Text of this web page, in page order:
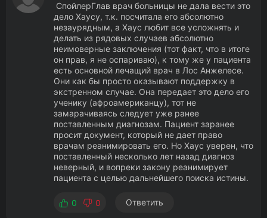
СпойлерГлав врач больницы не дала вести это
дело Хаусу, т.к. посчитала его абсолютно
незаурядным, а Хаус любит все усложнять и
делать из рядовых случаев абсолютно
неимоверные заключения (тот факт, что в итоге
он прав, я не оспариваю), к тому же у пациента
есть основной лечащий врач в Лос Анжелесе.
Они как бы просто оказывают поддержку в
экстренном случае. Она передает это дело его
ученику (афроамериканцу), тот не
замарачиваясь следует уже ранее
поставленным диагнозам. Пациент заранее
просит документ, который не дает право
врачам реанимировать его. Но Хаус уверен, что
поставленный несколько лет назад диагноз
неверный, и вопреки закону реанимирует
пациента с целью дальнейшего поиска истины.
0 0 Ответить